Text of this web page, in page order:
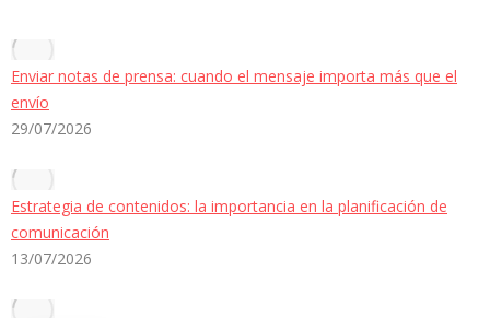
Enviar notas de prensa: cuando el mensaje importa más que el
envío
29/07/2026
Estrategia de contenidos: la importancia en la planificación de
comunicación
13/07/2026